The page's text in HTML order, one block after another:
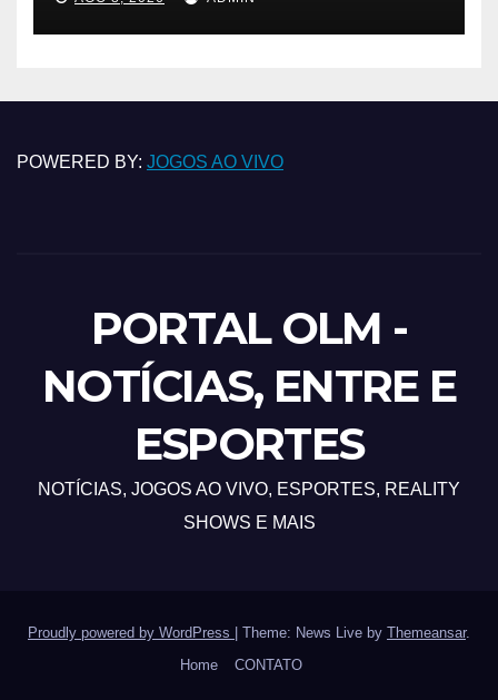
POWERED BY: JOGOS AO VIVO
PORTAL OLM -
NOTÍCIAS, ENTRE E
ESPORTES
NOTÍCIAS, JOGOS AO VIVO, ESPORTES, REALITY
SHOWS E MAIS
Proudly powered by WordPress Theme: News Live by Themeansar.
Home
CONTATO